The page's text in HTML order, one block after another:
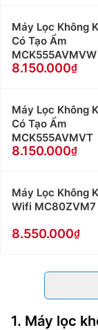
Máy Lọc Không
Có Tạo Ẩm
MCK555AVMVW
8.150.000
Máy Lọc Không
Có Tạo Ẩm
MCK555AVMVT
8.150.000
Máy Lọc Không
Wifi MC80ZVM7
8.550.000
1. Máy lọc